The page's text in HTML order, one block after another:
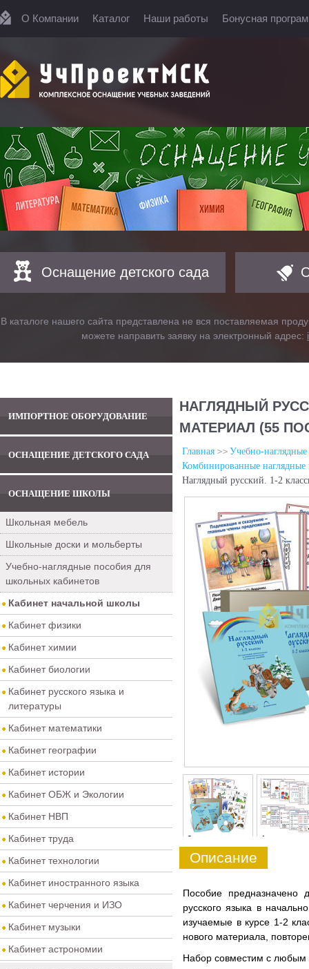
О Компании Каталог Наши работы Бонусная
Оснащение детского сада
В каталоге нашего сайта представлена не вся поставляемая
можете направить заявку на электронный адрес:
ИМПОРТНОЕ ОБОРУДОВАНИЕ
ОСНАЩЕНИЕ ДЕТСКОГО САДА
ОСНАЩЕНИЕ ШКОЛЫ
Школьная мебель
Школьные доски и мольберты
Учебно-наглядные пособия для
школьных кабинетов
Кабинет начальной школы
Кабинет физики
Кабинет химии
Кабинет биологии
Кабинет русского языка и
литературы
Кабинет математики
Кабинет географии
Кабинет истории
Кабинет ОБЖ и Экологии
Кабинет НВП
Кабинет труда
Кабинет технологии
Кабинет иностранного языка
Кабинет черчения и ИЗО
Кабинет музыки
Кабинет астрономии
НАГЛЯДНЫЙ
МАТЕРИАЛ (55
Главная
Учебно-
Комбинированные
Наглядный русский. 1-2
0 1
Описание
Пособие предназначено
русского языка в
изучаемые в курсе 1-2
нового материала,
Набор совместим с любым